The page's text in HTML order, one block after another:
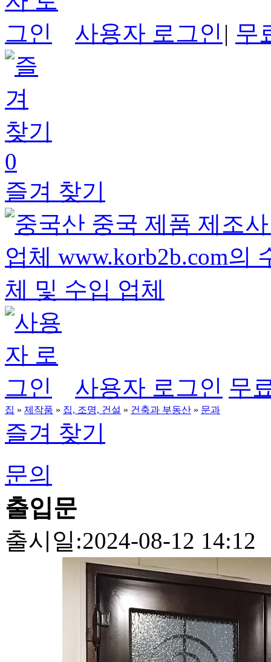
사용자 로그인 | 무
0
즐겨 찾기
사용자 로그인 무
집 » 제작품 » 집, 조명, 건설 » 건축과 부동산 » 문과
즐겨 찾기
문의
출입문
출시일:2024-08-12 14:12